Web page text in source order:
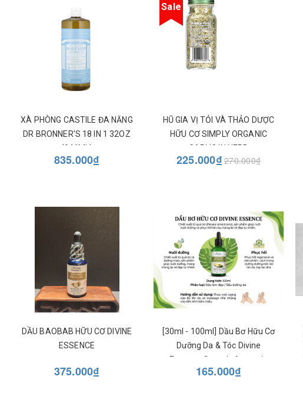
XÀ PHÒNG CASTILE ĐA NĂNG
DR BRONNER'S 18 IN 1 32OZ
(946ML)
835.000₫
Sale
HŨ GIA VỊ TỎI VÀ THẢO DƯỢC
HỮU CƠ SIMPLY ORGANIC
GARLIC 'N HERB
225.000₫ 270.000₫
DẦU BAOBAB HỮU CƠ DIVINE
ESSENCE
375.000₫
[30ml - 100ml] Dầu Bơ Hữu Cơ
Dưỡng Da & Tóc Divine
Essence Organic Avocado
Beauty Oil - Phục Hồi, Cấp Ẩm
165.000₫